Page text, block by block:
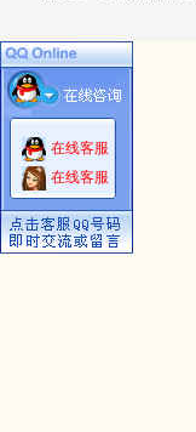
在线客服
在线客服